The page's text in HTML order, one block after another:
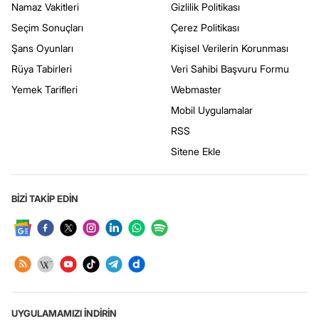
Namaz Vakitleri
Seçim Sonuçları
Şans Oyunları
Rüya Tabirleri
Yemek Tarifleri
Gizlilik Politikası
Çerez Politikası
Kişisel Verilerin Korunması
Veri Sahibi Başvuru Formu
Webmaster
Mobil Uygulamalar
RSS
Sitene Ekle
BİZİ TAKİP EDİN
UYGULAMAMIZI İNDİRİN